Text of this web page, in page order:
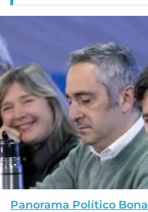
Panorama Político